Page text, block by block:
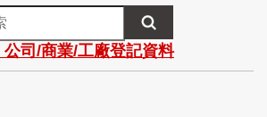
公司/商業/工廠登記資料